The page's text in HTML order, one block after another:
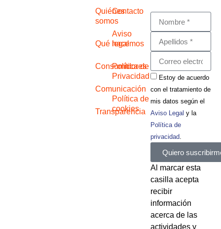
Quiénes
somos
Qué hacemos
Consumidores
Comunicación
Transparencia
Contacto
Aviso
legal
Política de
Privacidad
Política de
cookies
Estoy de acuerdo
con el tratamiento de
mis datos según el
Aviso Legal y la
Política de
privacidad.
Quiero
Al marcar esta
casilla acepta
recibir
información
acerca de las
actividades y